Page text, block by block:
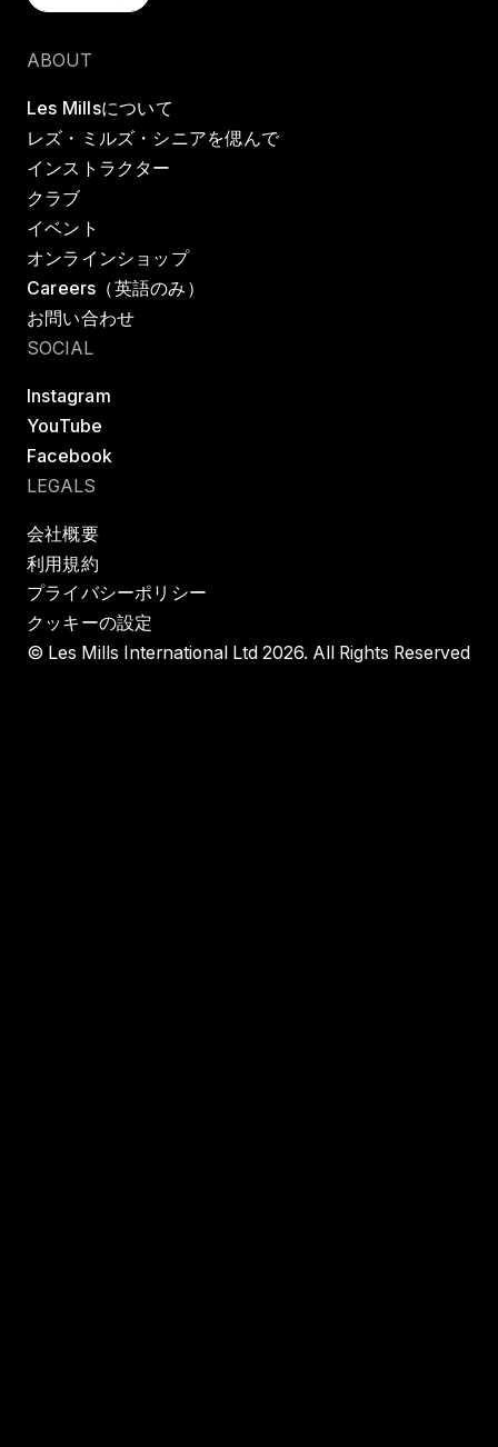
ABOUT
Les Millsについて
レズ・ミルズ・シニアを偲んで
インストラクター
クラブ
イベント
オンラインショップ
Careers（英語のみ）
お問い合わせ
SOCIAL
Instagram
YouTube
Facebook
LEGALS
会社概要
利用規約
プライバシーポリシー
クッキーの設定
© Les Mills International Ltd 2026. All Rights Reserved